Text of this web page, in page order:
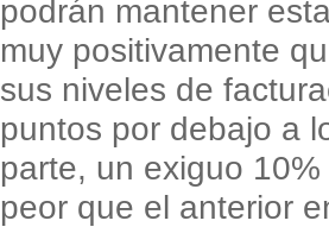
podrán mantener
muy positivamente
sus niveles de
puntos por debajo a
parte, un exiguo
peor que el anterior